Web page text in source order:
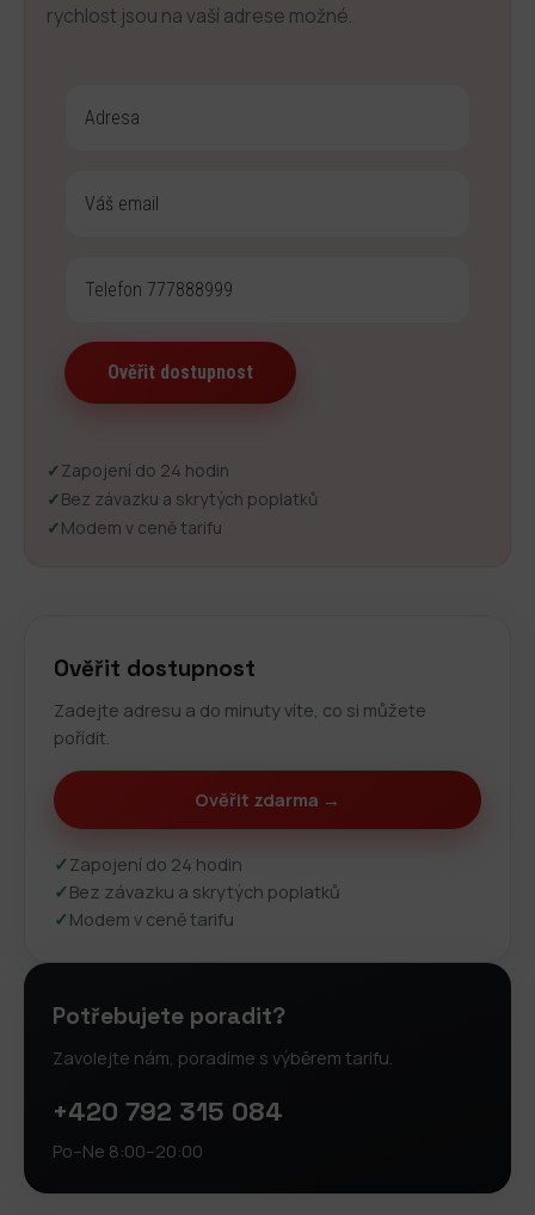
rychlost jsou na vaší adrese možné.
✓Zapojení do 24 hodin
✓Bez závazku a skrytých poplatků
✓Modem v ceně tarifu
Ověřit dostupnost
Zadejte adresu a do minuty víte, co si můžete
pořídit.
Ověřit zdarma →
✓Zapojení do 24 hodin
✓Bez závazku a skrytých poplatků
✓Modem v ceně tarifu
Potřebujete poradit?
Zavolejte nám, poradíme s výběrem tarifu.
+420 792 315 084
Po–Ne 8:00–20:00